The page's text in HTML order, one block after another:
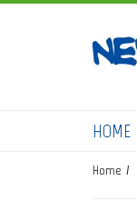
HOME
Home